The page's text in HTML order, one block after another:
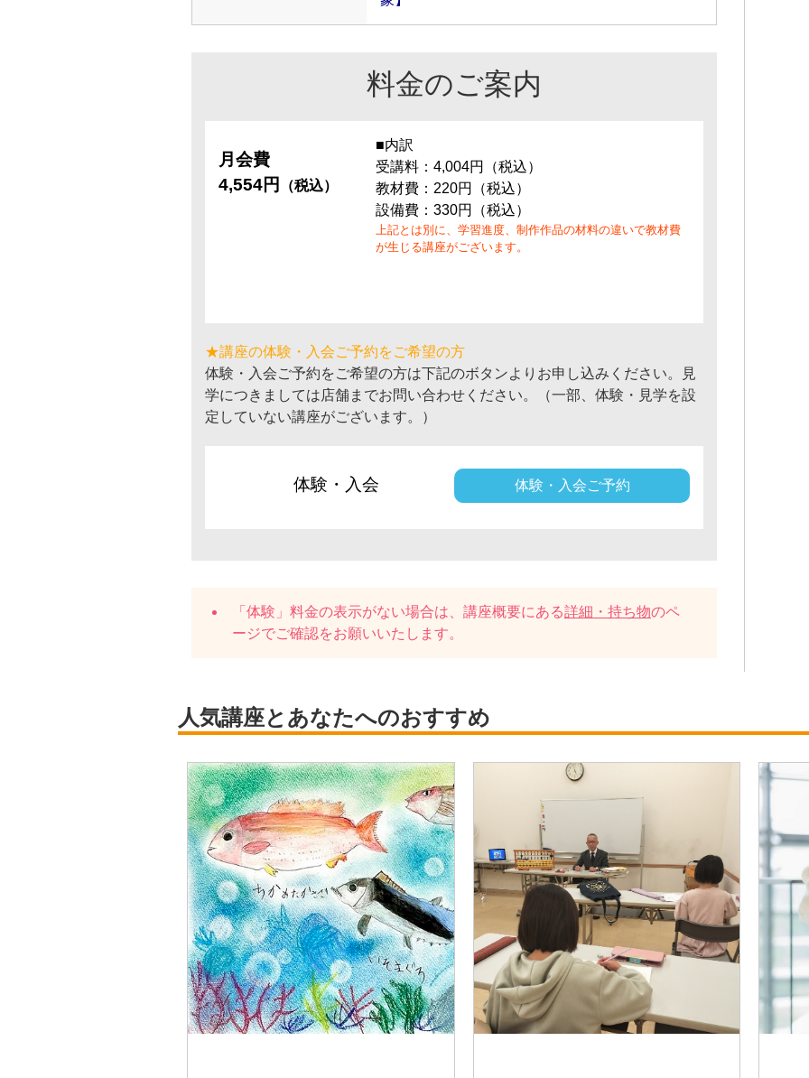
料金のご案内
月会費
4,554円
（税込）
■内訳
受講料：4,004円（税込）
教材費：220円（税込）
設備費：330円（税込）
上記とは別に、学習進度、制作作品の材料の違いで教材費
が生じる講座がございます。
★講座の体験・入会ご予約をご希望の方
体験・入会ご予約をご希望の方は下記のボタンよりお申し込みください。見
学につきましては店舗までお問い合わせください。（一部、体験・見学を設
定していない講座がございます。）
体験・入会 体験・入会ご予約
「体験」料金の表示がない場合は、講座概要にある詳細・持ち物のペ
ージでご確認をお願いいたします。